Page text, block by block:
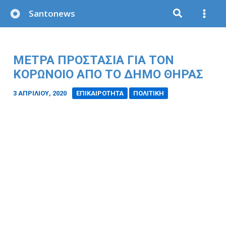
στο
Santonews
ΜΕΤΡΑ ΠΡΟΣΤΑΣΙΑ ΓΙΑ ΤΟΝ
ΚΟΡΩΝΟΙΟ ΑΠΟ ΤΟ ΔΗΜΟ ΘΗΡΑΣ
3 ΑΠΡΙΛΊΟΥ, 2020 ΕΠΙΚΑΙΡΟΤΗΤΑ ΠΟΛΙΤΙΚΗ